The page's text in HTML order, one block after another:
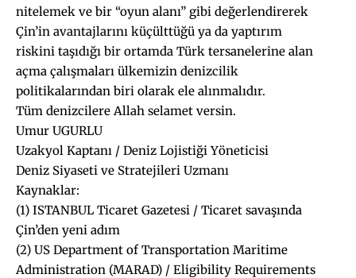
nitelemek ve bir “oyun alanı” gibi değerlendirerek
Çin’in avantajlarını küçülttüğü ya da yaptırım
riskini taşıdığı bir ortamda Türk tersanelerine alan
açma çalışmaları ülkemizin denizcilik
politikalarından biri olarak ele alınmalıdır.
Tüm denizcilere Allah selamet versin.
Umur UGURLU
Uzakyol Kaptanı / Deniz Lojistiği Yöneticisi
Deniz Siyaseti ve Stratejileri Uzmanı
Kaynaklar:
(1) ISTANBUL Ticaret Gazetesi / Ticaret savaşında
Çin’den yeni adım
(2) US Department of Transportation Maritime
Administration (MARAD) / Eligibility Requirements